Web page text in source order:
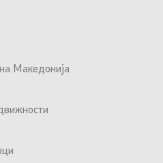
Македонија